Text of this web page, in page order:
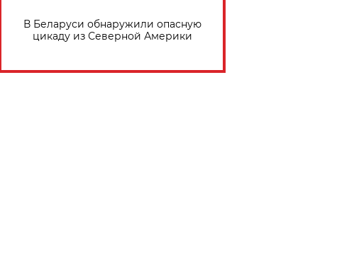
В Беларуси обнаружили опасную
цикаду из Северной Америки